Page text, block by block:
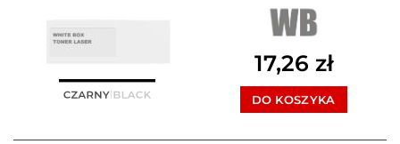
17,26 zł
DO KOSZYKA